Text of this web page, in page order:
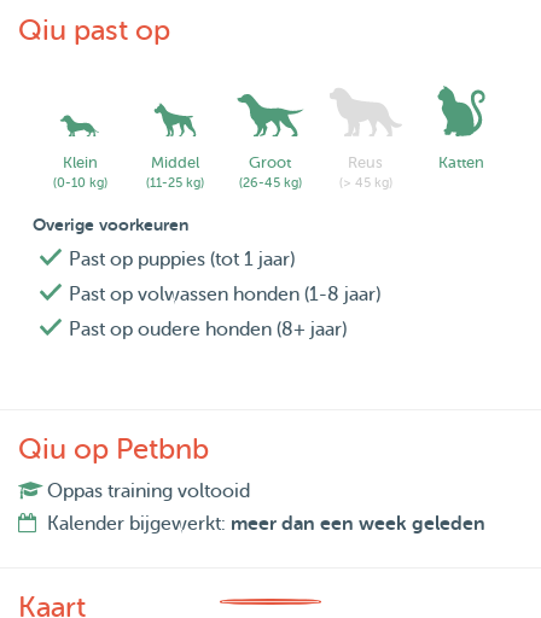
Qiu past op
Klein
(0-10 kg)
Middel
(11-25 kg)
Groot
(26-45 kg)
Reus
(> 45 kg)
Katten
Overige voorkeuren
Past op puppies (tot 1 jaar)
Past op volwassen honden (1-8 jaar)
Past op oudere honden (8+ jaar)
Qiu op Petbnb
Oppas training voltooid
Kalender bijgewerkt: meer dan een week geleden
Kaart